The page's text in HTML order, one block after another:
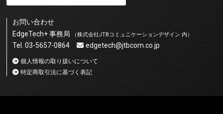
お問い合わせ
EdgeTech+ 事務局
（株式会社JTBコミュニケーションデザイン 内）
Tel. 03-5657-0864 edgetech@jtbcom.co.jp
個人情報の取り扱いについて
特定商取引法に基づく表記